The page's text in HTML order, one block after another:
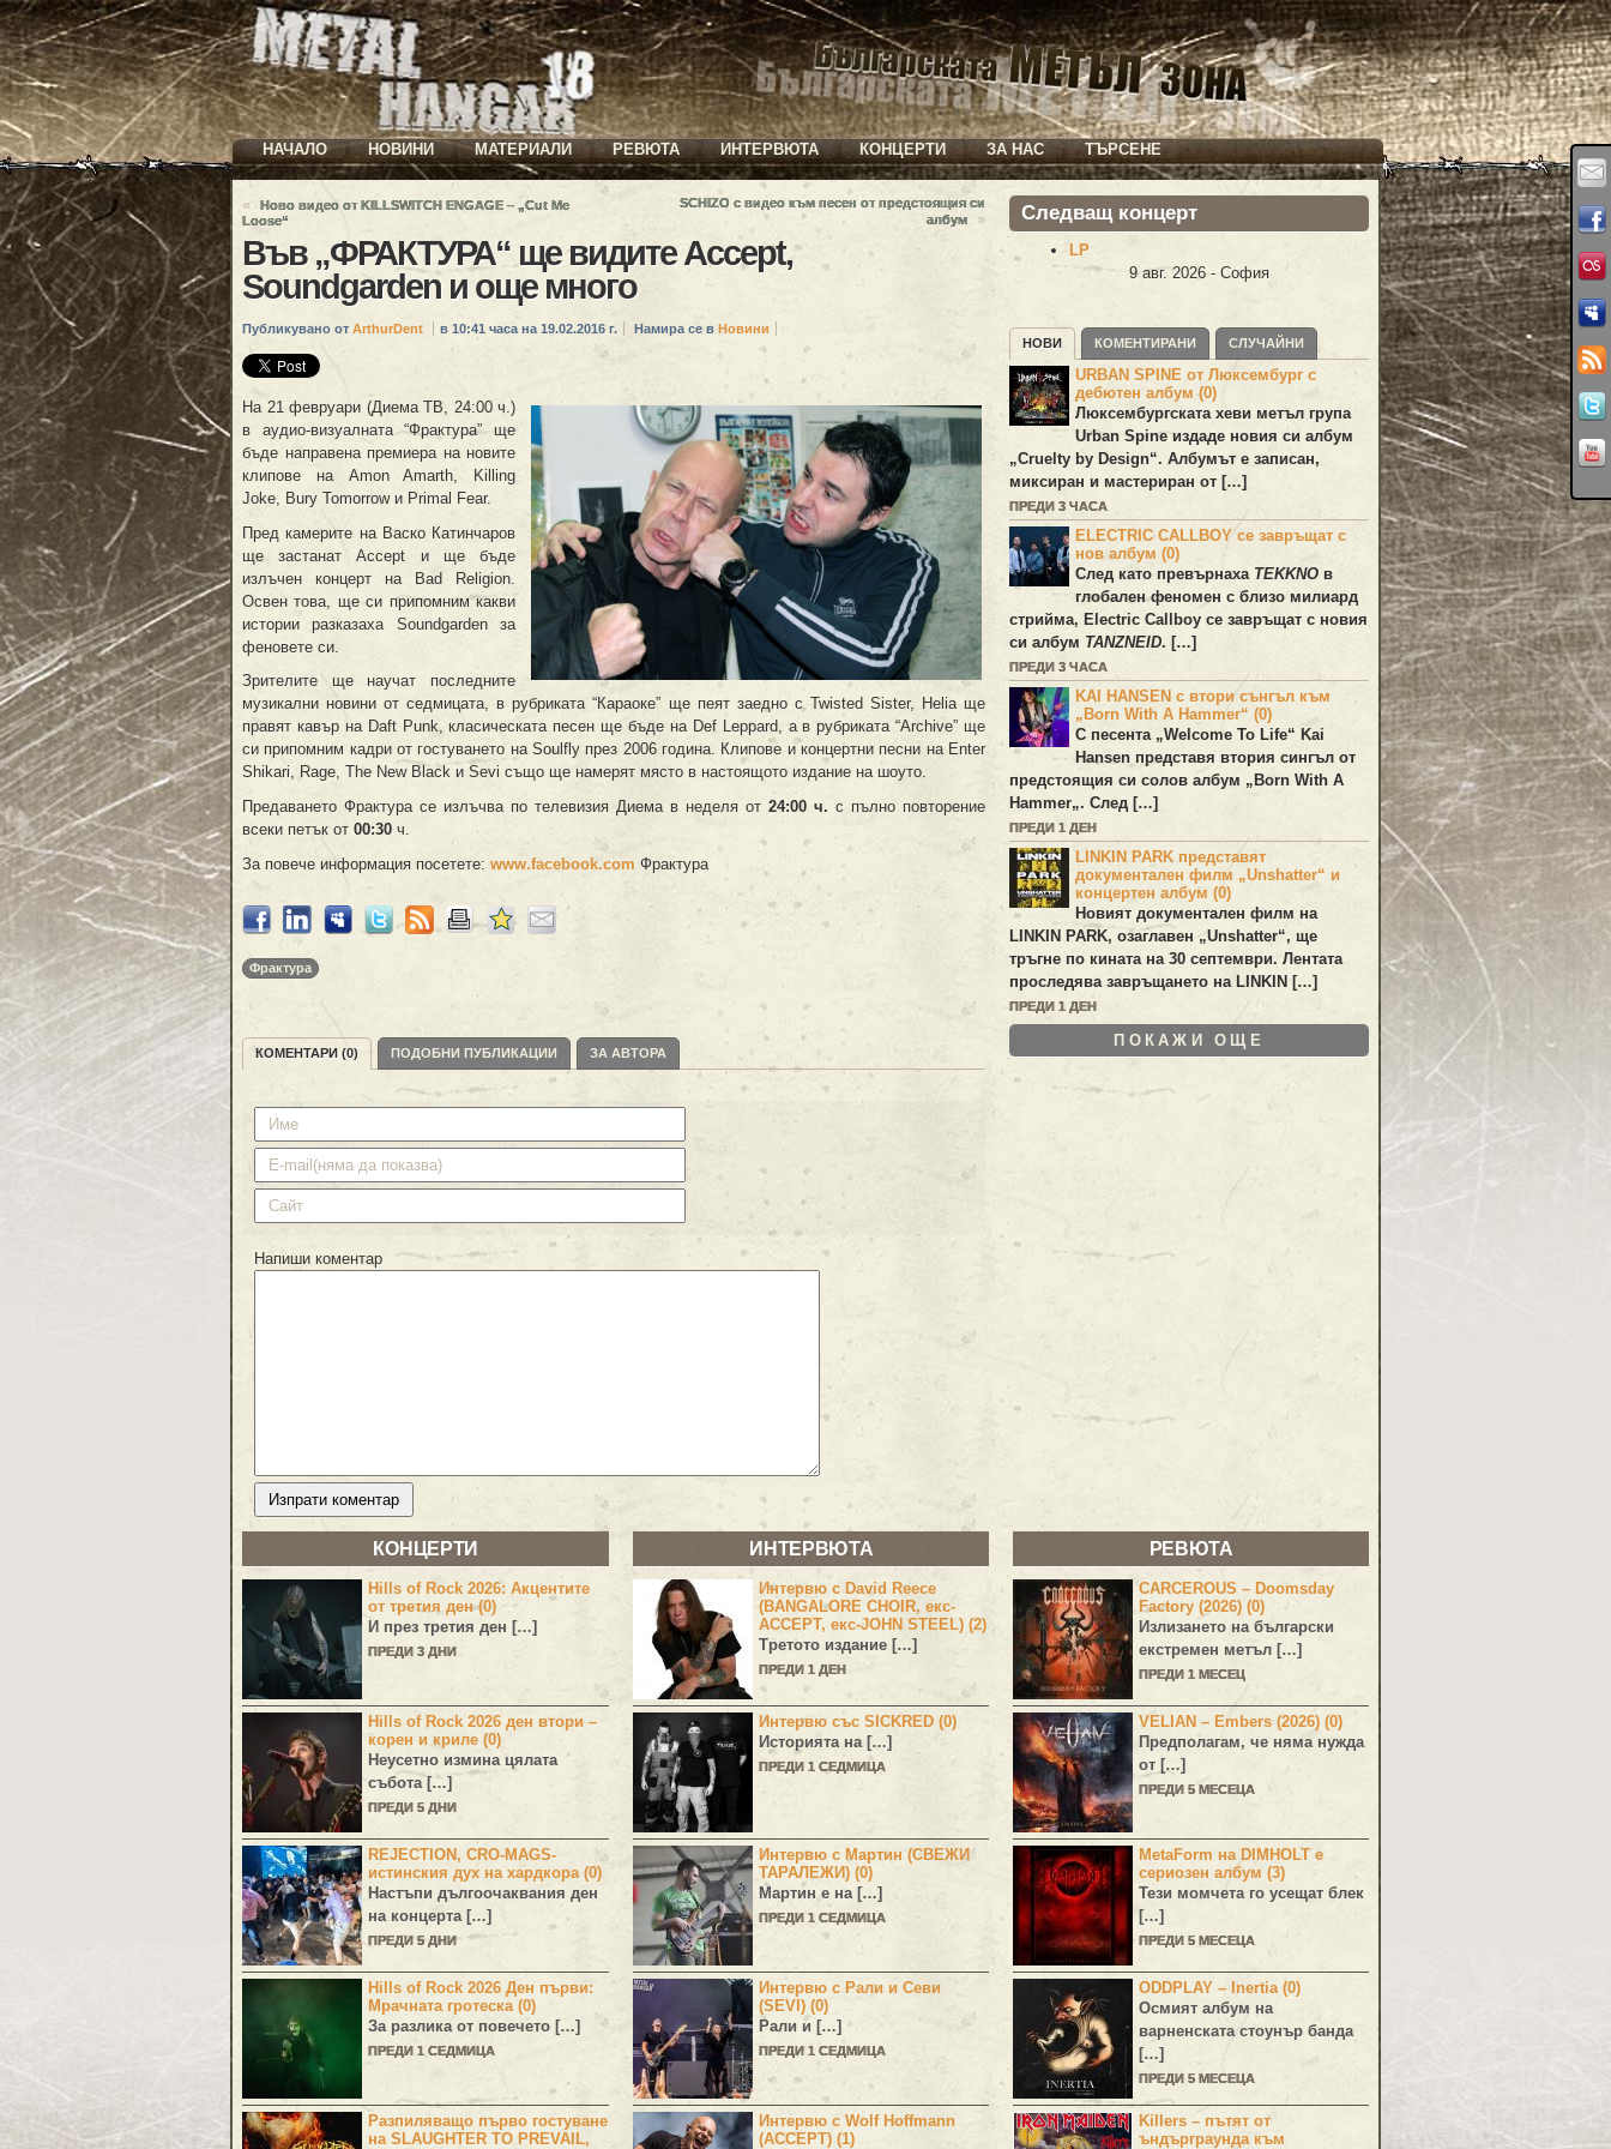
НАЧАЛО НОВИНИ МАТЕРИАЛИ РЕВЮТА ИНТЕРВЮТА КОНЦЕРТИ ЗА НАС ТЪРСЕНЕ
«
Новo видео от KILLSWITCH ENGAGE – „Cut Me
Loose“
SCHIZO с видео към песен от предстоящия си
албум
»
Във „ФРАКТУРА“ ще видите Accept,
Soundgarden и още много
Публикувано от ArthurDent в 10:41 часа на 19.02.2016 г. Намира се в Новини
На 21 февруари (Диема ТВ, 24:00 ч.)
в аудио-визуалната “Фрактура” ще
бъде направена премиера на новите
клипове на Amon Amarth, Killing
Joke, Bury Tomorrow и Primal Fear.
Пред камерите на Васко Катинчаров
ще застанат Accept и ще бъде
излъчен концерт на Bad Religion.
Освен това, ще си припомним какви
истории разказaха Soundgarden за
феновете си.
Зрителите ще научат последните
музикални новини от седмицата, в рубриката “Караоке” ще пеят заедно с Twisted Sister, Helia ще
правят кавър на Daft Punk, класическата песен ще бъде нa Def Leppard, a в рубриката “Archive” ще
си припомним кадри от гостуването на Soulfly през 2006 година. Клипове и концертни песни на Enter
Shikari, Rage, The New Black и Sevi също ще намерят място в настоящото издание на шоуто.
Предаването Фрактура се излъчва по телевизия Диема в неделя от 24:00 ч. с пълно повторение
всеки петък от 00:30 ч.
За повече информация посетете: www.facebook.com Фрактурa
Фрактура
КОМЕНТАРИ (0) ПОДОБНИ ПУБЛИКАЦИИ ЗА АВТОРА
Напиши коментар
Следващ концерт
LP
9 авг. 2026 - София
НОВИ КОМЕНТИРАНИ СЛУЧАЙНИ
URBAN SPINE от Люксембург с
дебютен албум (0)
Люксембургската хеви метъл група
Urban Spineиздаде новия си албум
„Cruelty by Design“. Албумът е записан,
миксиран и мастериран от […]
ПРЕДИ 3 ЧАСА
ELECTRIC CALLBOY се завръщат с
нов албум (0)
След като превърнаха TEKKNO в
глобален феномен с близо милиард
стрийма, Electric Callboy се завръщат с новия
си албум TANZNEID. […]
ПРЕДИ 3 ЧАСА
KAI HANSEN с втори сънгъл към
„Born With A Hammer“ (0)
С песента „Welcome To Life“ Kai
Hansen представя втория сингъл от
предстоящия си солов албум „ Born With A
Hammer„. След […]
ПРЕДИ 1 ДЕН
LINKIN PARK представят
документален филм „Unshatter“ и
концертен албум (0)
Новият документален филм на
LINKIN PARK, озаглавен „Unshatter“, ще
тръгне по кината на 30 септември. Лентата
проследява завръщането наLINKIN […]
ПРЕДИ 1 ДЕН
ПОКАЖИ ОЩЕ
КОНЦЕРТИ
Hills of Rock 2026: Акцентите
от третия ден (0)
И през третия ден […]
ПРЕДИ 3 ДНИ
Hills of Rock 2026 ден втори –
корен и криле (0)
Неусетно измина цялата
събота […]
ПРЕДИ 5 ДНИ
REJECTION, CRO-MAGS-
истинския дух на хардкора (0)
Настъпи дългоочаквания ден
на концерта […]
ПРЕДИ 5 ДНИ
Hills of Rock 2026 Ден първи:
Мрачната гротеска (0)
За разлика от повечето […]
ПРЕДИ 1 СЕДМИЦА
Разпиляващо първо гостуване
на SLAUGHTER TO PREVAIL,
ИНТЕРВЮТА
Интервю с David Reece
(BANGALORE CHOIR, екс-
ACCEPT, екс-JOHN STEEL) (2)
Третото издание […]
ПРЕДИ 1 ДЕН
Интервю със SICKRED (0)
Историята на […]
ПРЕДИ 1 СЕДМИЦА
Интервю с Мартин (СВЕЖИ
ТАРАЛЕЖИ) (0)
Мартин е на […]
ПРЕДИ 1 СЕДМИЦА
Интервю с Рали и Севи
(SEVI) (0)
Рали и […]
ПРЕДИ 1 СЕДМИЦА
Интервю с Wolf Hoffmann
(ACCEPT) (1)
РЕВЮТА
CARCEROUS – Doomsday
Factory (2026) (0)
Излизането на български
екстремен метъл […]
ПРЕДИ 1 МЕСЕЦ
VELIAN – Embers (2026) (0)
Предполагам, че няма нужда
от […]
ПРЕДИ 5 МЕСЕЦА
MetaForm на DIMHOLT е
сериозен албум (3)
Тези момчета го усещат блек
[…]
ПРЕДИ 5 МЕСЕЦА
ODDPLAY – Inertia (0)
Осмият албум на
варненската стоунър банда
[…]
ПРЕДИ 5 МЕСЕЦА
Killers – пътят от
ъндърграунда към